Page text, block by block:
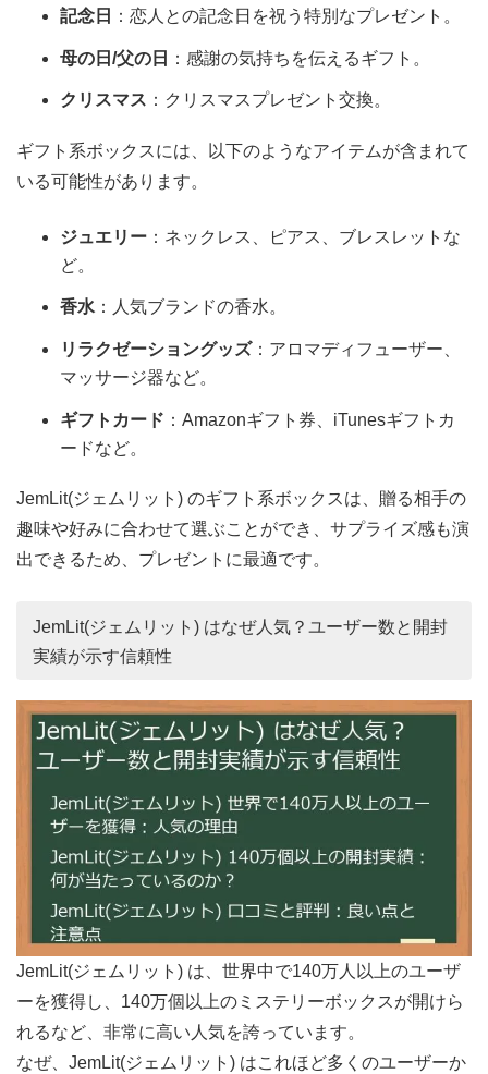
記念日 ：恋人との記念日を祝う特別なプレゼント。
母の日/父の日 ：感謝の気持ちを伝えるギフト。
クリスマス ：クリスマスプレゼント交換。
ギフト系ボックスには、以下のようなアイテムが含まれて
いる可能性があります。
ジュエリー ：ネックレス、ピアス、ブレスレットな
ど。
香水 ：人気ブランドの香水。
リラクゼーショングッズ：アロマディフューザー、
マッサージ器など。
ギフトカード ：Amazonギフト券、iTunesギフトカ
ードなど。
JemLit(ジェムリット) のギフト系ボックスは、贈る相手の
趣味や好みに合わせて選ぶことができ、サプライズ感も演
出できるため、プレゼントに最適です。
JemLit(ジェムリット) はなぜ人気？ユーザー数と開封
実績が示す信頼性
JemLit(ジェムリット) は、世界中で140万人以上のユーザ
ーを獲得し、140万個以上のミステリーボックスが開けら
れるなど、非常に高い人気を誇っています。
なぜ、JemLit(ジェムリット) はこれほど多くのユーザーか